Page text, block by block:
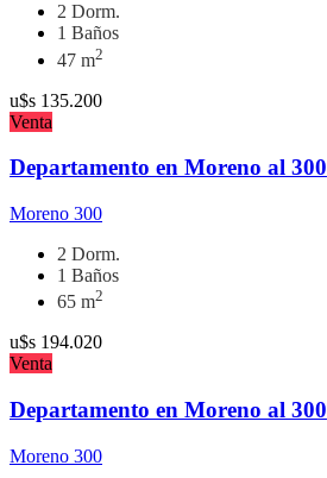
2 Dorm.
1 Baños
47 m2
u$s 135.200
Venta
Departamento en Moreno al 300
Moreno 300
2 Dorm.
1 Baños
65 m2
u$s 194.020
Venta
Departamento en Moreno al 300
Moreno 300